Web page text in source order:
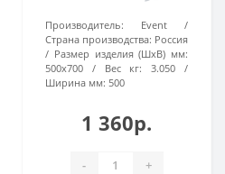
Производитель:
Event
Страна производства: Россия
Размер изделия (ШхВ) мм:
500х700
Вес кг:
3.050
Ширина мм: 500
1 360р.
- +